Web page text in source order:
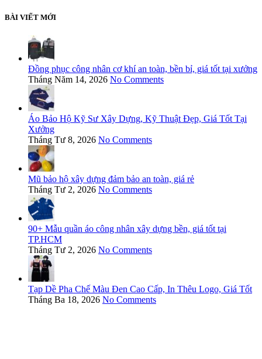
BÀI VIẾT MỚI
Đồng phục công nhân cơ khí an toàn, bền bỉ, giá tốt tại xưởng
Tháng Năm 14, 2026 No Comments
Áo Bảo Hộ Kỹ Sư Xây Dựng, Kỹ Thuật Đẹp, Giá Tốt Tại
Xưởng
Tháng Tư 8, 2026 No Comments
Mũ bảo hộ xây dựng đảm bảo an toàn, giá rẻ
Tháng Tư 2, 2026 No Comments
90+ Mẫu quần áo công nhân xây dựng bền, giá tốt tại
TP.HCM
Tháng Tư 2, 2026 No Comments
Tạp Dề Pha Chế Màu Đen Cao Cấp, In Thêu Logo, Giá Tốt
Tháng Ba 18, 2026 No Comments